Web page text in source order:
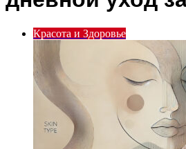
Красота и Здоровье